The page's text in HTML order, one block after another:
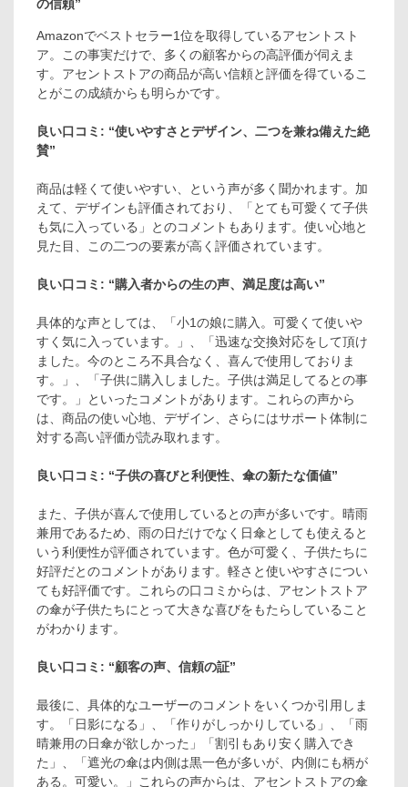
の信頼”
Amazonでベストセラー1位を取得しているアセントスト
ア。この事実だけで、多くの顧客からの高評価が伺えま
す。アセントストアの商品が高い信頼と評価を得ているこ
とがこの成績からも明らかです。
良い口コミ: “使いやすさとデザイン、二つを兼ね備えた絶
賛”
商品は軽くて使いやすい、という声が多く聞かれます。加
えて、デザインも評価されており、「とても可愛くて子供
も気に入っている」とのコメントもあります。使い心地と
見た目、この二つの要素が高く評価されています。
良い口コミ: “購入者からの生の声、満足度は高い”
具体的な声としては、「小1の娘に購入。可愛くて使いや
すく気に入っています。」、「迅速な交換対応をして頂け
ました。今のところ不具合なく、喜んで使用しておりま
す。」、「子供に購入しました。子供は満足してるとの事
です。」といったコメントがあります。これらの声から
は、商品の使い心地、デザイン、さらにはサポート体制に
対する高い評価が読み取れます。
良い口コミ: “子供の喜びと利便性、傘の新たな価値”
また、子供が喜んで使用しているとの声が多いです。晴雨
兼用であるため、雨の日だけでなく日傘としても使えると
いう利便性が評価されています。色が可愛く、子供たちに
好評だとのコメントがあります。軽さと使いやすさについ
ても好評価です。これらの口コミからは、アセントストア
の傘が子供たちにとって大きな喜びをもたらしていること
がわかります。
良い口コミ: “顧客の声、信頼の証”
最後に、具体的なユーザーのコメントをいくつか引用しま
す。「日影になる」、「作りがしっかりしている」、「雨
晴兼用の日傘が欲しかった」「割引もあり安く購入でき
た」、「遮光の傘は内側は黒一色が多いが、内側にも柄が
ある。可愛い。」これらの声からは、アセントストアの傘